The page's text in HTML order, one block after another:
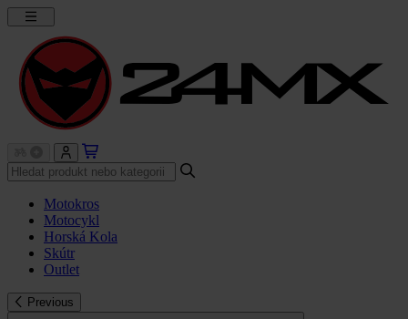
Motokros
Motocykl
Horská Kola
Skútr
Outlet
Previous